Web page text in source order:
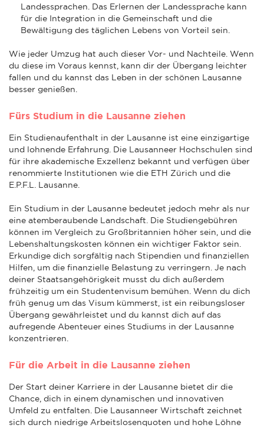
Landessprachen. Das Erlernen der Landessprache kann
für die Integration in die Gemeinschaft und die
Bewältigung des täglichen Lebens von Vorteil sein.
Wie jeder Umzug hat auch dieser Vor- und Nachteile. Wenn
du diese im Voraus kennst, kann dir der Übergang leichter
fallen und du kannst das Leben in der schönen Lausanne
besser genießen.
Fürs Studium in die Lausanne ziehen
Ein Studienaufenthalt in der Lausanne ist eine einzigartige
und lohnende Erfahrung. Die Lausanneer Hochschulen sind
für ihre akademische Exzellenz bekannt und verfügen über
renommierte Institutionen wie die ETH Zürich und die
E.P.F.L. Lausanne.
Ein Studium in der Lausanne bedeutet jedoch mehr als nur
eine atemberaubende Landschaft. Die Studiengebühren
können im Vergleich zu Großbritannien höher sein, und die
Lebenshaltungskosten können ein wichtiger Faktor sein.
Erkundige dich sorgfältig nach Stipendien und finanziellen
Hilfen, um die finanzielle Belastung zu verringern. Je nach
deiner Staatsangehörigkeit musst du dich außerdem
frühzeitig um ein Studentenvisum bemühen. Wenn du dich
früh genug um das Visum kümmerst, ist ein reibungsloser
Übergang gewährleistet und du kannst dich auf das
aufregende Abenteuer eines Studiums in der Lausanne
konzentrieren.
Für die Arbeit in die Lausanne ziehen
Der Start deiner Karriere in der Lausanne bietet dir die
Chance, dich in einem dynamischen und innovativen
Umfeld zu entfalten. Die Lausanneer Wirtschaft zeichnet
sich durch niedrige Arbeitslosenquoten und hohe Löhne